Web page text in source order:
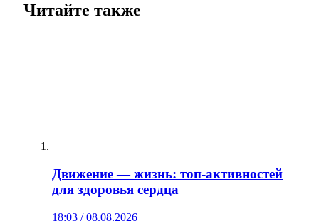
Читайте также
Движение — жизнь: топ‑активностей
для здоровья сердца
18:03 / 08.08.2026